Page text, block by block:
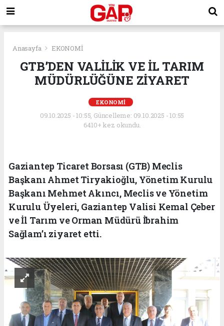
Anasayfa EKONOMİ
GTB’DEN VALİLİK VE İL TARIM
MÜDÜRLÜĞÜNE ZİYARET
EKONOMİ
09.10.2025 - 10:55, Güncelleme: 09.10.2025 - 10:55
6410+ kez okundu.
Gaziantep Ticaret Borsası (GTB) Meclis
Başkanı Ahmet Tiryakioğlu, Yönetim Kurulu
Başkanı Mehmet Akıncı, Meclis ve Yönetim
Kurulu Üyeleri, Gaziantep Valisi Kemal Çeber
ve İl Tarım ve Orman Müdürü İbrahim
Sağlam’ı ziyaret etti.